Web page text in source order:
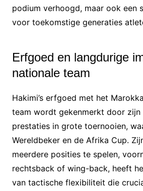
podium verhoogd, maar ook een
voor toekomstige generaties
Erfgoed en langdurige
nationale team
Hakimi’s erfgoed met het
team wordt gekenmerkt door zijn
prestaties in grote toernooien,
Wereldbeker en de Afrika Cup.
meerdere posities te spelen,
rechtsback of wing-back, heeft
van tactische flexibiliteit die